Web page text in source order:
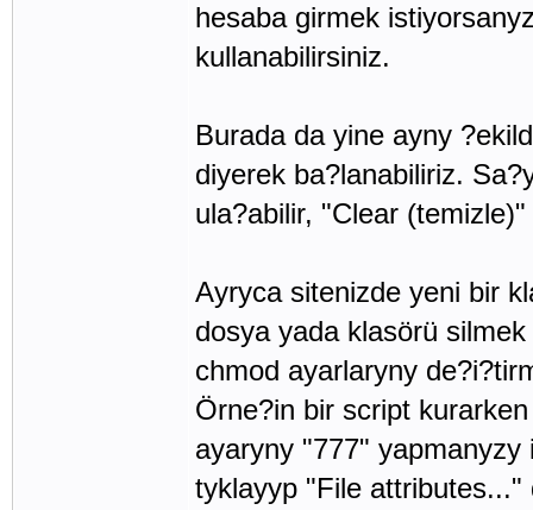
hesaba girmek
kullanabilirsiniz.
Burada da yine ayny
diyerek ba?lanabiliriz.
ula?abilir, "Clear
Ayryca sitenizde yeni bir
dosya yada klasörü
chmod ayarlaryny
Örne?in bir script
ayaryny "777"
tyklayyp "File attributes..."